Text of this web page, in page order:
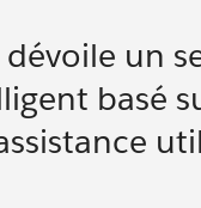
un
basé